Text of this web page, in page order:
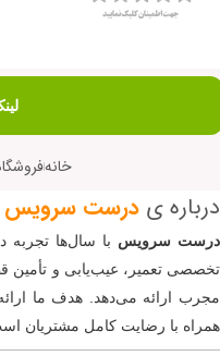
خانه
درباره ی درست سرویس
درست سرویس با سال‌ها تجربه
تخصصی تعمیر، عیب‌یابی و تأمین
مجرب ارائه می‌دهد. هدف ما
همراه با رضایت کامل مشتریان